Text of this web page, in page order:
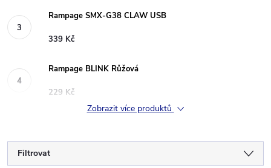
Rampage SMX-G38 CLAW USB
339 Kč
Rampage BLINK Růžová
229 Kč
Zobrazit více produktů
Filtrovat